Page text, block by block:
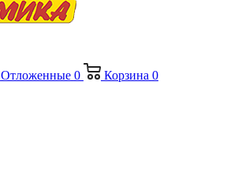
Отложенные 0 Корзина 0